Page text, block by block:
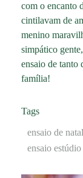
com o encanto
cintilavam de
menino
simpático
ensaio de tanto
família!
Tags
ensaio de natal
ensaio estúdio